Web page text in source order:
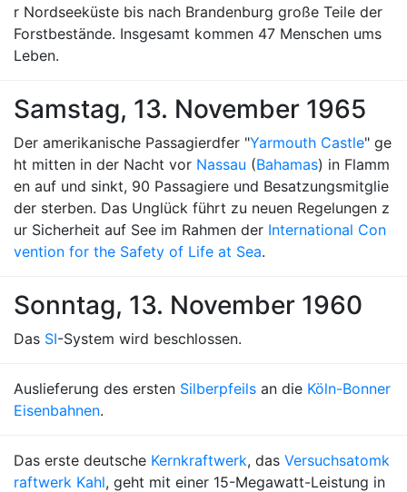
r Nordseeküste bis nach Brandenburg große Teile der
Forstbestände. Insgesamt kommen 47 Menschen ums
Leben.
Samstag, 13. November 1965
Der amerikanische Passagierdfer "Yarmouth Castle" ge
ht mitten in der Nacht vor Nassau (Bahamas) in Flamm
en auf und sinkt, 90 Passagiere und Besatzungsmitglie
der sterben. Das Unglück führt zu neuen Regelungen z
ur Sicherheit auf See im Rahmen der International Con
vention for the Safety of Life at Sea.
Sonntag, 13. November 1960
Das SI-System wird beschlossen.
Auslieferung des ersten Silberpfeils an die Köln-Bonner
Eisenbahnen.
Das erste deutsche Kernkraftwerk, das Versuchsatomk
raftwerk Kahl, geht mit einer 15-Megawatt-Leistung in